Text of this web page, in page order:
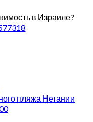
в Израиле?
пляжа Нетании